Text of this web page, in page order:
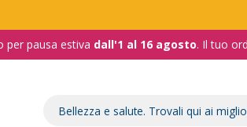
per pausa estiva dall'1 al 16 agosto. Il tuo